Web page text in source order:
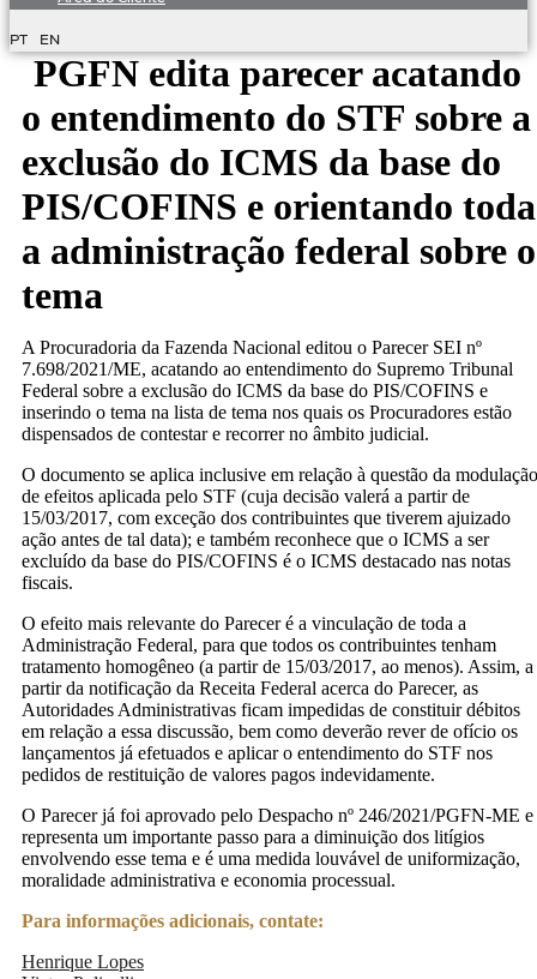
PT EN
PGFN edita parecer acatando
o entendimento do STF sobre a
exclusão do ICMS da base do
PIS/COFINS e orientando toda
a administração federal sobre o
tema
A Procuradoria da Fazenda Nacional editou o Parecer SEI nº
7.698/2021/ME, acatando ao entendimento do Supremo Tribunal
Federal sobre a exclusão do ICMS da base do PIS/COFINS e
inserindo o tema na lista de tema nos quais os Procuradores estão
dispensados de contestar e recorrer no âmbito judicial.
O documento se aplica inclusive em relação à questão da modulação
de efeitos aplicada pelo STF (cuja decisão valerá a partir de
15/03/2017, com exceção dos contribuintes que tiverem ajuizado
ação antes de tal data); e também reconhece que o ICMS a ser
excluído da base do PIS/COFINS é o ICMS destacado nas notas
fiscais.
O efeito mais relevante do Parecer é a vinculação de toda a
Administração Federal, para que todos os contribuintes tenham
tratamento homogêneo (a partir de 15/03/2017, ao menos). Assim, a
partir da notificação da Receita Federal acerca do Parecer, as
Autoridades Administrativas ficam impedidas de constituir débitos
em relação a essa discussão, bem como deverão rever de ofício os
lançamentos já efetuados e aplicar o entendimento do STF nos
pedidos de restituição de valores pagos indevidamente.
O Parecer já foi aprovado pelo Despacho nº 246/2021/PGFN-ME e
representa um importante passo para a diminuição dos litígios
envolvendo esse tema e é uma medida louvável de uniformização,
moralidade administrativa e economia processual.
Para informações adicionais, contate:
Henrique Lopes